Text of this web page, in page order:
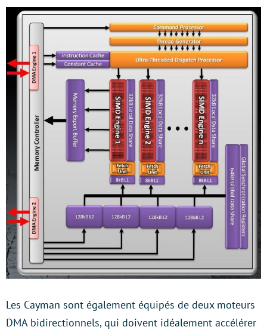
Les Cayman sont également équipés de deux moteurs
DMA bidirectionnels, qui doivent idéalement accélérer